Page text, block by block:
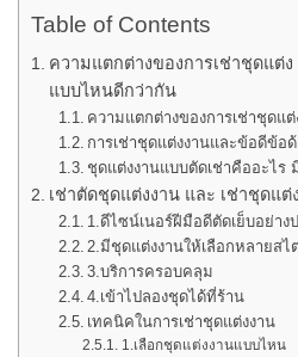
Table of Contents
ความแตกต่างของการเช่าชุดแต่
แบบไหนดีกว่ากัน
ความแตกต่างของการเช่าชุดแ
การเช่าชุดแต่งงานและข้อดีข้อ
ชุดแต่งงานแบบตัดเช่าคืออะไร
เช่าตัดชุดแต่งงาน และ เช่าชุดแต่
1.ดีไซน์เนอร์ฝีมือดีตัดเย็บอย่าง
2.มีชุดแต่งงานให้เลือกหลายสไ
3.บริการครอบคลุม
4.เข้าไปลองชุดได้ที่ร้าน
เทคนิคในการเช่าชุดแต่งงาน
1.เลือกชุดแต่งงานแบบไหน